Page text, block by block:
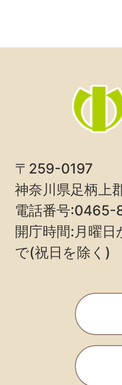
〒259-0197
神奈川県足柄上
電話番号:0465-
開庁時間:月曜
で(祝日を除く)